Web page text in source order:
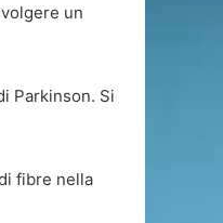
un
Parkinson. Si
fibre nella